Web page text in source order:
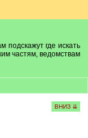
подскажут где искать
частям, ведомствам
ВНИЗ ⇊